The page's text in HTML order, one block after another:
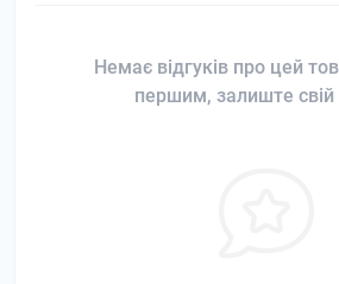
Немає відгуків про цей
першим, залиште свій